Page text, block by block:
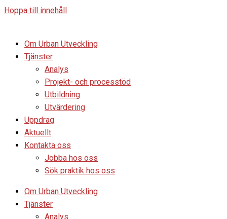
Hoppa till innehåll
Om Urban Utveckling
Tjänster
Analys
Projekt- och processtöd
Utbildning
Utvärdering
Uppdrag
Aktuellt
Kontakta oss
Jobba hos oss
Sök praktik hos oss
Om Urban Utveckling
Tjänster
Analys